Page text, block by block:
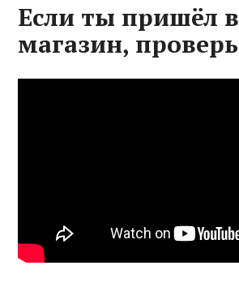
Если ты пришёл в
магазин, проверь